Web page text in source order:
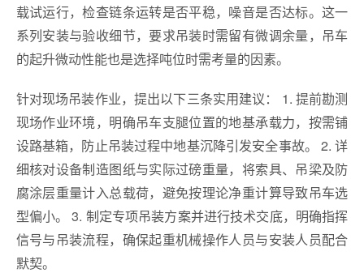
载试运行，检查链条运转是否平稳，噪音是否达标。这一
系列安装与验收细节，要求吊装时需留有微调余量，吊车
的起升微动性能也是选择吨位时需考量的因素。
针对现场吊装作业，提出以下三条实用建议： 1. 提前勘测
现场作业环境，明确吊车支腿位置的地基承载力，按需铺
设路基箱，防止吊装过程中地基沉降引发安全事故。 2. 详
细核对设备制造图纸与实际过磅重量，将索具、吊梁及防
腐涂层重量计入总载荷，避免按理论净重计算导致吊车选
型偏小。 3. 制定专项吊装方案并进行技术交底，明确指挥
信号与吊装流程，确保起重机械操作人员与安装人员配合
默契。